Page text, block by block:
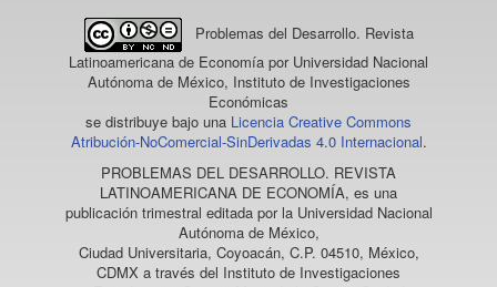
Problemas del Desarrollo. Revista
Latinoamericana de Economía por Universidad Nacional
Autónoma de México, Instituto de Investigaciones
Económicas
se distribuye bajo una Licencia Creative Commons
Atribución-NoComercial-SinDerivadas 4.0 Internacional.
PROBLEMAS DEL DESARROLLO. REVISTA
LATINOAMERICANA DE ECONOMÍA, es una
publicación trimestral editada por la Universidad Nacional
Autónoma de México,
Ciudad Universitaria, Coyoacán, C.P. 04510, México,
CDMX a través del Instituto de Investigaciones